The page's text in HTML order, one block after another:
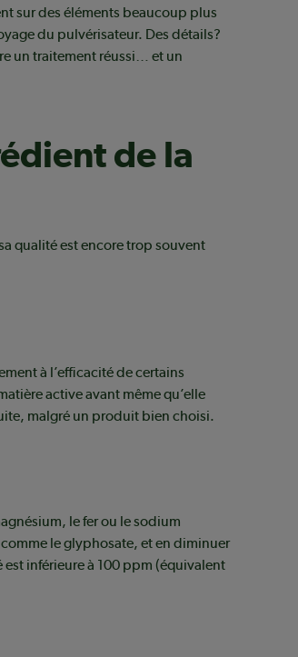
sur des éléments beaucoup plus
du pulvérisateur. Des détails?
un traitement réussi… et un
de la
qualité est encore trop souvent
à l’efficacité de certains
active avant même qu’elle
malgré un produit bien choisi.
le fer ou le sodium
le glyphosate, et en diminuer
inférieure à 100 ppm (équivalent